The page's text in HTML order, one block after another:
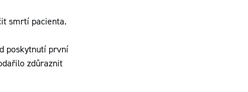
smrtí pacienta.
poskytnutí první
zdůraznit